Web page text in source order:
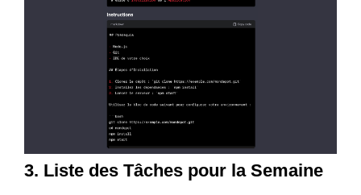
3. Liste des Tâches pour la Semaine